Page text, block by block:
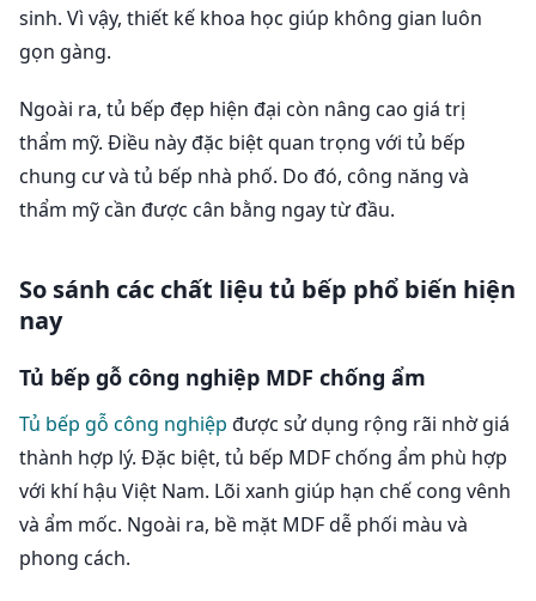
sinh. Vì vậy, thiết kế khoa học giúp không gian luôn
gọn gàng.
Ngoài ra, tủ bếp đẹp hiện đại còn nâng cao giá trị
thẩm mỹ. Điều này đặc biệt quan trọng với tủ bếp
chung cư và tủ bếp nhà phố. Do đó, công năng và
thẩm mỹ cần được cân bằng ngay từ đầu.
So sánh các chất liệu tủ bếp phổ biến hiện
nay
Tủ bếp gỗ công nghiệp MDF chống ẩm
Tủ bếp gỗ công nghiệp được sử dụng rộng rãi nhờ giá
thành hợp lý. Đặc biệt, tủ bếp MDF chống ẩm phù hợp
với khí hậu Việt Nam. Lõi xanh giúp hạn chế cong vênh
và ẩm mốc. Ngoài ra, bề mặt MDF dễ phối màu và
phong cách.